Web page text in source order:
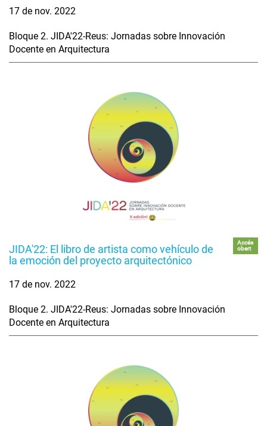
17 de nov. 2022
Bloque 2. JIDA'22-Reus: Jornadas sobre Innovación
Docente en Arquitectura
JIDA'22: El libro de artista como vehículo de
la emoción del proyecto arquitectónico
Accés
obert
17 de nov. 2022
Bloque 2. JIDA'22-Reus: Jornadas sobre Innovación
Docente en Arquitectura